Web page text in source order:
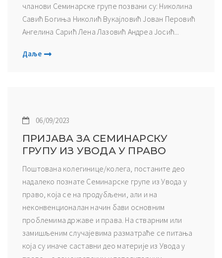
чланови Семинарске групе позвани су: Николина
Савић Богиња Николић Вукајловић Јован Перовић
Ангелина Сарић Лена Лазовић Андреа Јосић...
Даље
06/09/2023
ПРИЈАВА ЗА СЕМИНАРСКУ
ГРУПУ ИЗ УВОДА У ПРАВО
Поштована колегинице/колега, постаните део
надалеко познате Семинарске групе из Увода у
право, која се на продубљени, али и на
неконвенционалан начин бави основним
проблемима државе и права. На стварним или
замишљеним случајевима разматраће се питања
која су иначе саставни део материје из Увода у